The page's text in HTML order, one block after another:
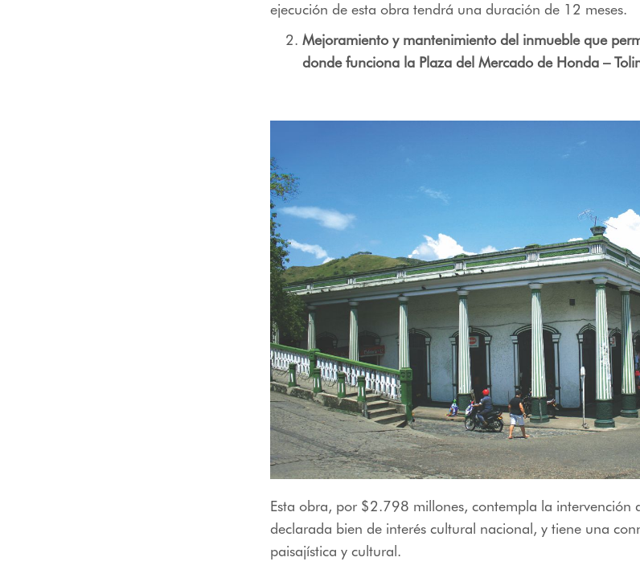
ejecución de esta obra tendrá una duración de 12 meses.
Mejoramiento y mantenimiento del inmueble que
donde funciona la Plaza del Mercado de Honda –
Esta obra, por $2.798 millones, contempla la intervención
declarada bien de interés cultural nacional, y tiene una
paisajística y cultural.